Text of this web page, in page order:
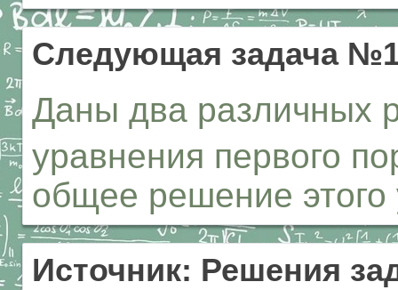
Следующая задача
Даны два различных
уравнения первого
общее решение этого
Источник: Решения